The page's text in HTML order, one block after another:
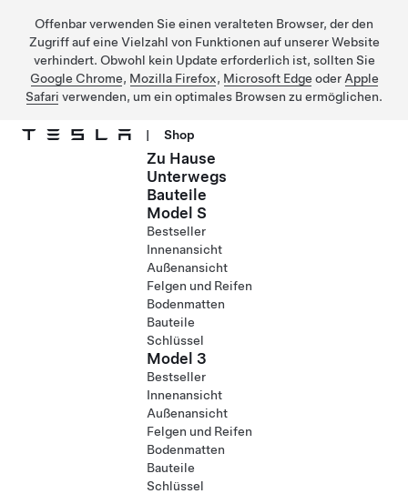
Offenbar verwenden Sie einen veralteten Browser, der den
Zugriff auf eine Vielzahl von Funktionen auf unserer Website
verhindert. Obwohl kein Update erforderlich ist, sollten Sie
Google Chrome, Mozilla Firefox, Microsoft Edge oder Apple
Safari verwenden, um ein optimales Browsen zu ermöglichen.
| Shop
Zu Hause
Unterwegs
Bauteile
Model S
Bestseller
Innenansicht
Außenansicht
Felgen und Reifen
Bodenmatten
Bauteile
Schlüssel
Model 3
Bestseller
Innenansicht
Außenansicht
Felgen und Reifen
Bodenmatten
Bauteile
Schlüssel